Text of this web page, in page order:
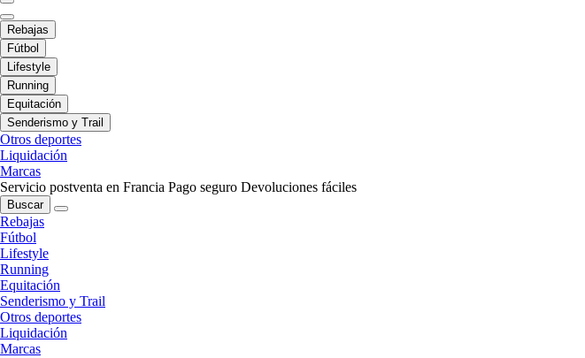
Rebajas
Fútbol
Lifestyle
Running
Equitación
Senderismo y Trail
Otros deportes
Liquidación
Marcas
Servicio postventa en Francia Pago seguro Devoluciones fáciles
Buscar
Rebajas
Fútbol
Lifestyle
Running
Equitación
Senderismo y Trail
Otros deportes
Liquidación
Marcas